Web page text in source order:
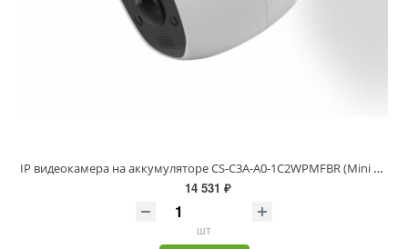
IP видеокамера на аккумуляторе CS-C3A-A0-1C2WPMFBR (Mini Trooper 2) IP65
14 531 ₽
шт